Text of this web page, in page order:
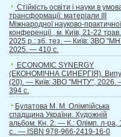
Стійкість освіти і науки в
трансформації: матеріали ІІІ
Міжнародної науково-практичної
конференції , м. Київ, 21-22 трав.
2025 р.: зб. тез. — Київ: ЗВО
2025. — 410 с.
ECONOMIC SYNERGY
(ЕКОНОМІЧНА СИНЕРГІЯ).
(20). — Київ: ЗВО "МНТУ", 2026.
394 с.
Булатова М. М. Олімпійська
спадщина України. Художній
альбом. Кн. 2. — К.: Олімп. л-ра,
с.. — ISBN 978-966-2419-16-0